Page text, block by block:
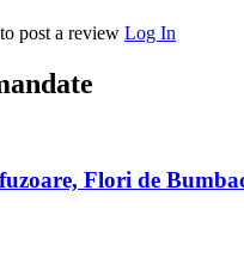
post a review Log In
Flori de